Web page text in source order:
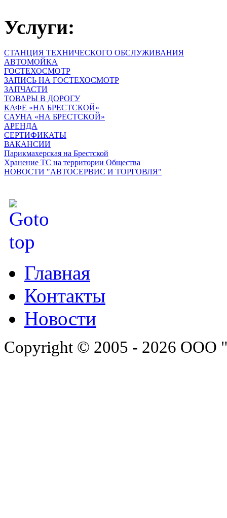
Услуги:
СТАНЦИЯ ТЕХНИЧЕСКОГО ОБСЛУЖИВАНИЯ
АВТОМОЙКА
ГОСТЕХОСМОТР
ЗАПИСЬ НА ГОСТЕХОСМОТР
ЗАПЧАСТИ
ТОВАРЫ В ДОРОГУ
КАФЕ «НА БРЕСТСКОЙ»
САУНА «НА БРЕСТСКОЙ»
АРЕНДА
СЕРТИФИКАТЫ
ВАКАНСИИ
Парикмахерская на Брестской
Хранение ТС на территории Общества
НОВОСТИ "АВТОСЕРВИС И ТОРГОВЛЯ"
Главная
Контакты
Новости
Copyright © 2005 - 2026 ООО